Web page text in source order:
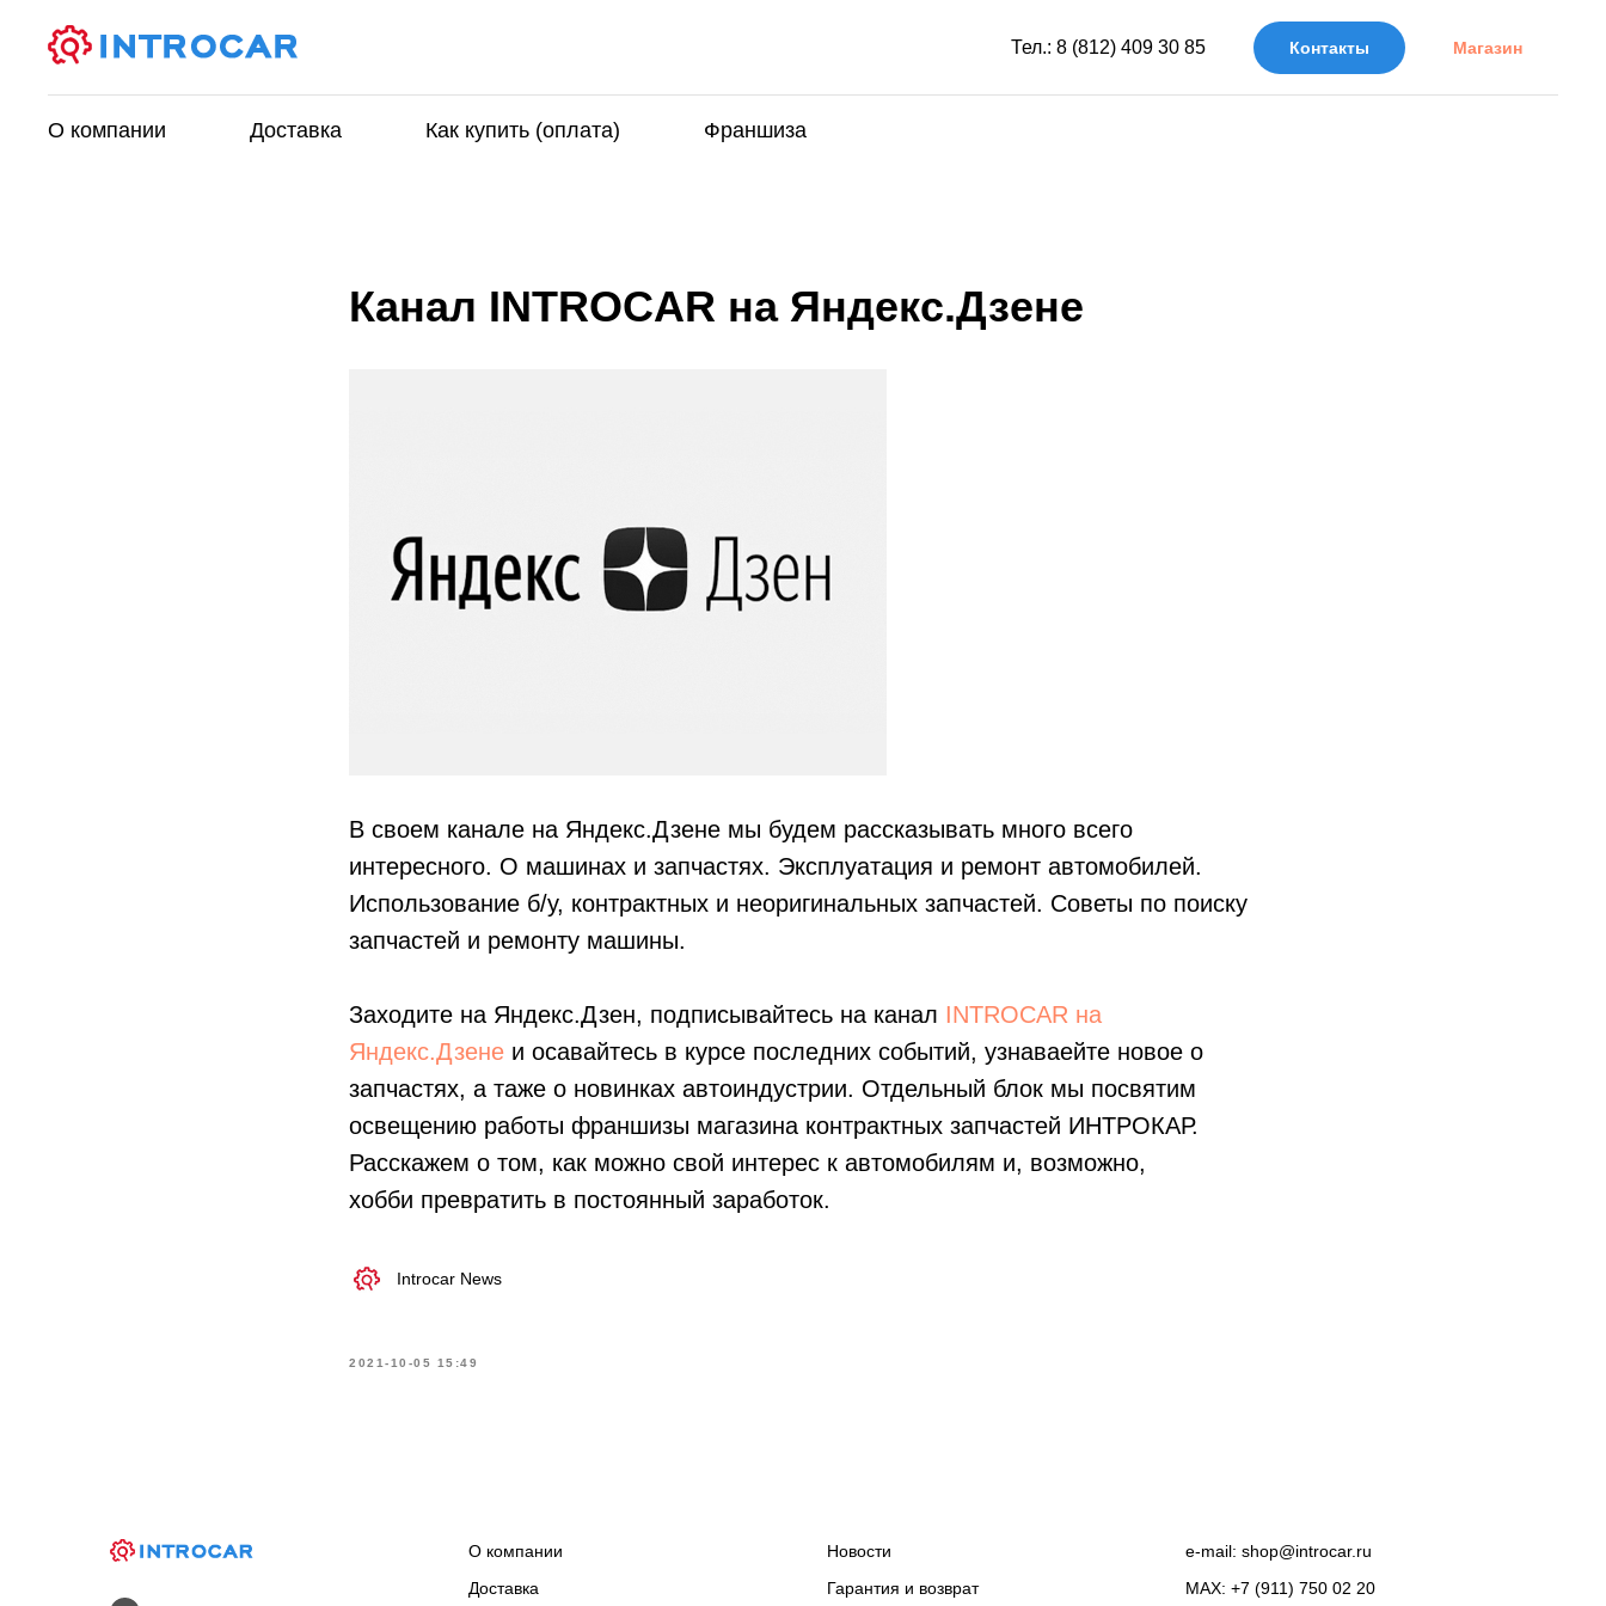
Тел.: 8 (812) 409 30 85 Контакты Магазин
О компании Доставка Как купить (оплата) Франшиза
Канал INTROCAR на Яндекс.Дзене
В своем канале на Яндекс.Дзене мы будем рассказывать много всего
интересного. О машинах и запчастях. Эксплуатация и ремонт автомобилей.
Использование б/у, контрактных и неоригинальных запчастей. Советы по поиску
запчастей и ремонту машины.
Заходите на Яндекс.Дзен, подписывайтесь на канал INTROCAR на
Яндекс.Дзене и осавайтесь в курсе последних событий, узнаваейте новое о
запчастях, а таже о новинках автоиндустрии. Отдельный блок мы посвятим
освещению работы франшизы магазина контрактных запчастей ИНТРОКАР.
Расскажем о том, как можно свой интерес к автомобилям и, возможно,
хобби превратить в постоянный заработок.
Introcar News
2021-10-05 15:49
О компании
Доставка
Новости
Гарантия и возврат
e-mail: shop@introcar.ru
MAX: +7 (911) 750 02 20